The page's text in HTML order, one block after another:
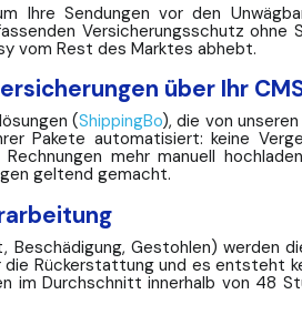
Ihre Sendungen vor den
Versicherungsschutz ohne
vom Rest des Marktes abhebt.
über Ihr
(ShippingBo), die von
Pakete automatisiert: keine
mehr manuell
geltend gemacht.
Gestohlen) werden
Rückerstattung und es entsteht
im Durchschnitt innerhalb von 48